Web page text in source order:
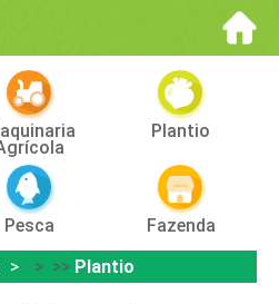
Plantio
Pesca
Fazenda
> >> Plantio